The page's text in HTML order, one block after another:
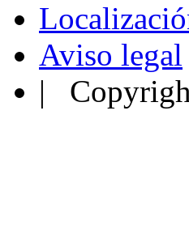
Aviso legal
|